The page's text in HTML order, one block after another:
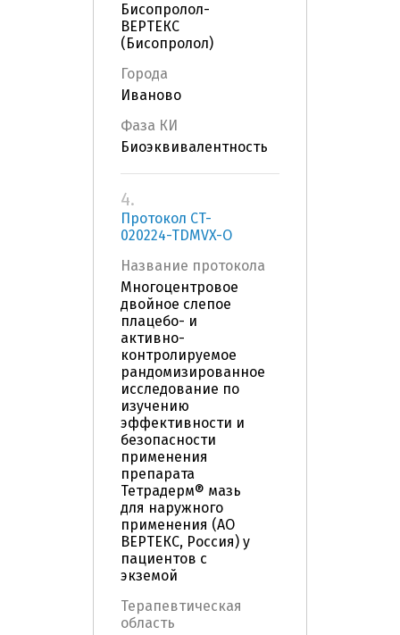
Бисопролол-
ВЕРТЕКС
(Бисопролол)
Города
Иваново
Фаза КИ
Биоэквивалентность
4.
Протокол CT-
020224-TDMVX-O
Название протокола
Многоцентровое
двойное слепое
плацебо- и
активно-
контролируемое
рандомизированное
исследование по
изучению
эффективности и
безопасности
применения
препарата
Тетрадерм® мазь
для наружного
применения (АО
ВЕРТЕКС, Россия) у
пациентов с
экземой
Терапевтическая
область